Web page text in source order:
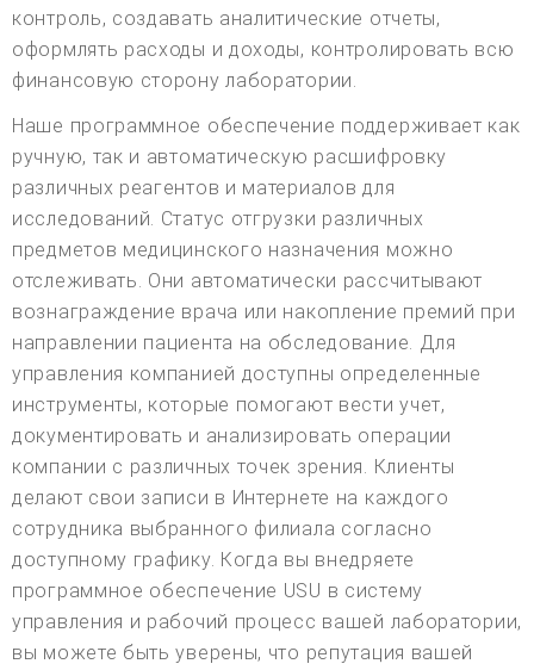
контроль, создавать аналитические отчеты,
оформлять расходы и доходы, контролировать всю
финансовую сторону лаборатории.
Наше программное обеспечение поддерживает как
ручную, так и автоматическую расшифровку
различных реагентов и материалов для
исследований. Статус отгрузки различных
предметов медицинского назначения можно
отслеживать. Они автоматически рассчитывают
вознаграждение врача или накопление премий при
направлении пациента на обследование. Для
управления компанией доступны определенные
инструменты, которые помогают вести учет,
документировать и анализировать операции
компании с различных точек зрения. Клиенты
делают свои записи в Интернете на каждого
сотрудника выбранного филиала согласно
доступному графику. Когда вы внедряете
программное обеспечение USU в систему
управления и рабочий процесс вашей лаборатории,
вы можете быть уверены, что репутация вашей